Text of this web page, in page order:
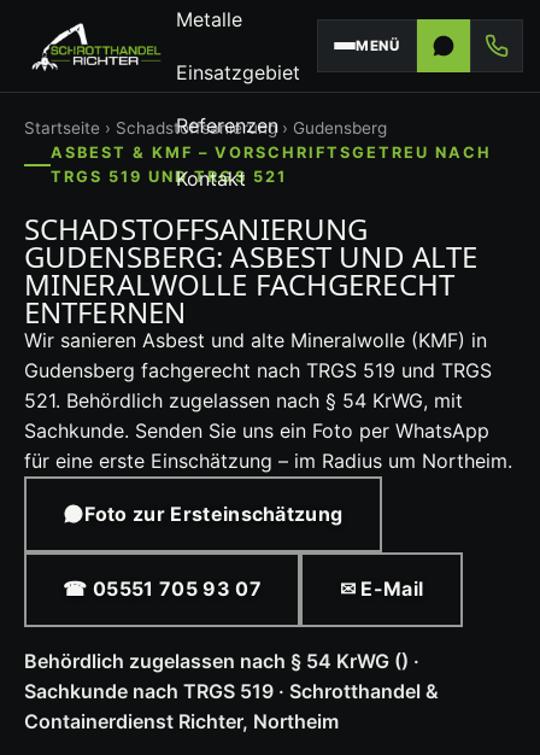
Metalle
Einsatzgebiet
Referenzen
Kontakt
MENÜ
Startseite › Schadstoffsanierung› Gudensberg
ASBEST & KMF – VORSCHRIFTSGETREU NACH
TRGS 519 UND TRGS 521
SCHADSTOFFSANIERUNG
GUDENSBERG: ASBEST UND ALTE
MINERALWOLLE FACHGERECHT
ENTFERNEN
Wir sanieren Asbest und alte Mineralwolle (KMF) in
Gudensberg fachgerecht nach TRGS 519 und TRGS
521. Behördlich zugelassen nach § 54 KrWG, mit
Sachkunde. Senden Sie uns ein Foto per WhatsApp
für eine erste Einschätzung – im Radius um Northeim.
Foto zur Ersteinschätzung
☎ 05551 705 93 07 ✉ E-Mail
Behördlich zugelassen nach § 54 KrWG () ·
Sachkunde nach TRGS 519 · Schrotthandel &
Containerdienst Richter, Northeim